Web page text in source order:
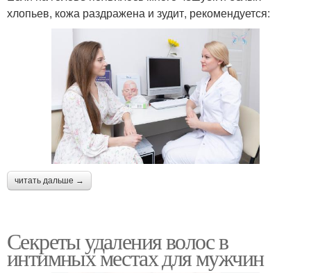
хлопьев, кожа раздражена и зудит, рекомендуется:
читать дальше →
Секреты удаления волос в
интимных местах для мужчин